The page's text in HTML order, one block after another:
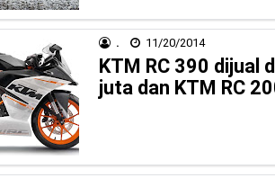
Technician Grand Prix Digelar, Lebih
Global
Resmi merilis New Honda Beat 2025, warna
Baru X-Ride 125 Tampil Tangguh dan
Power XP Matic resmi dirilis untuk
. 11/20/2014
KTM RC 390 dijual
juta dan KTM RC